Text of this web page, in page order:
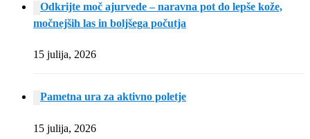
Odkrijte moč ajurvede – naravna pot do lepše kože,
močnejših las in boljšega počutja
15 julija, 2026
Pametna ura za aktivno poletje
15 julija, 2026